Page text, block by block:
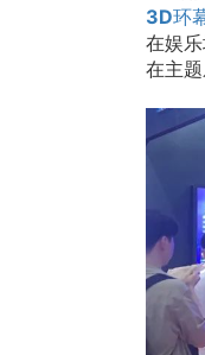
3D环
在娱
在主